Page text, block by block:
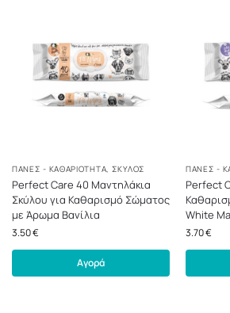
ΠΆΝΕΣ - ΚΑΘΑΡΙΌΤΗΤΑ, ΣΚΎΛΟΣ
Perfect Care 40 Μαντηλάκια
Σκύλου για Καθαρισμό Σώματος
με Άρωμα Βανίλια
3.50€
Αγορά
ΠΆΝΕΣ -
Perfect
White
3.70€